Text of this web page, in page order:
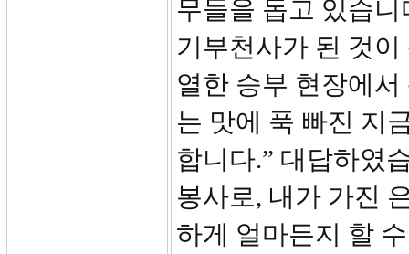
무들을 돕고 있습
기부천사가 된 것
열한 승부 현장에
는 맛에 푹 빠진 지
합니다.” 대답하였
봉사로, 내가 가진
하게 얼마든지 할